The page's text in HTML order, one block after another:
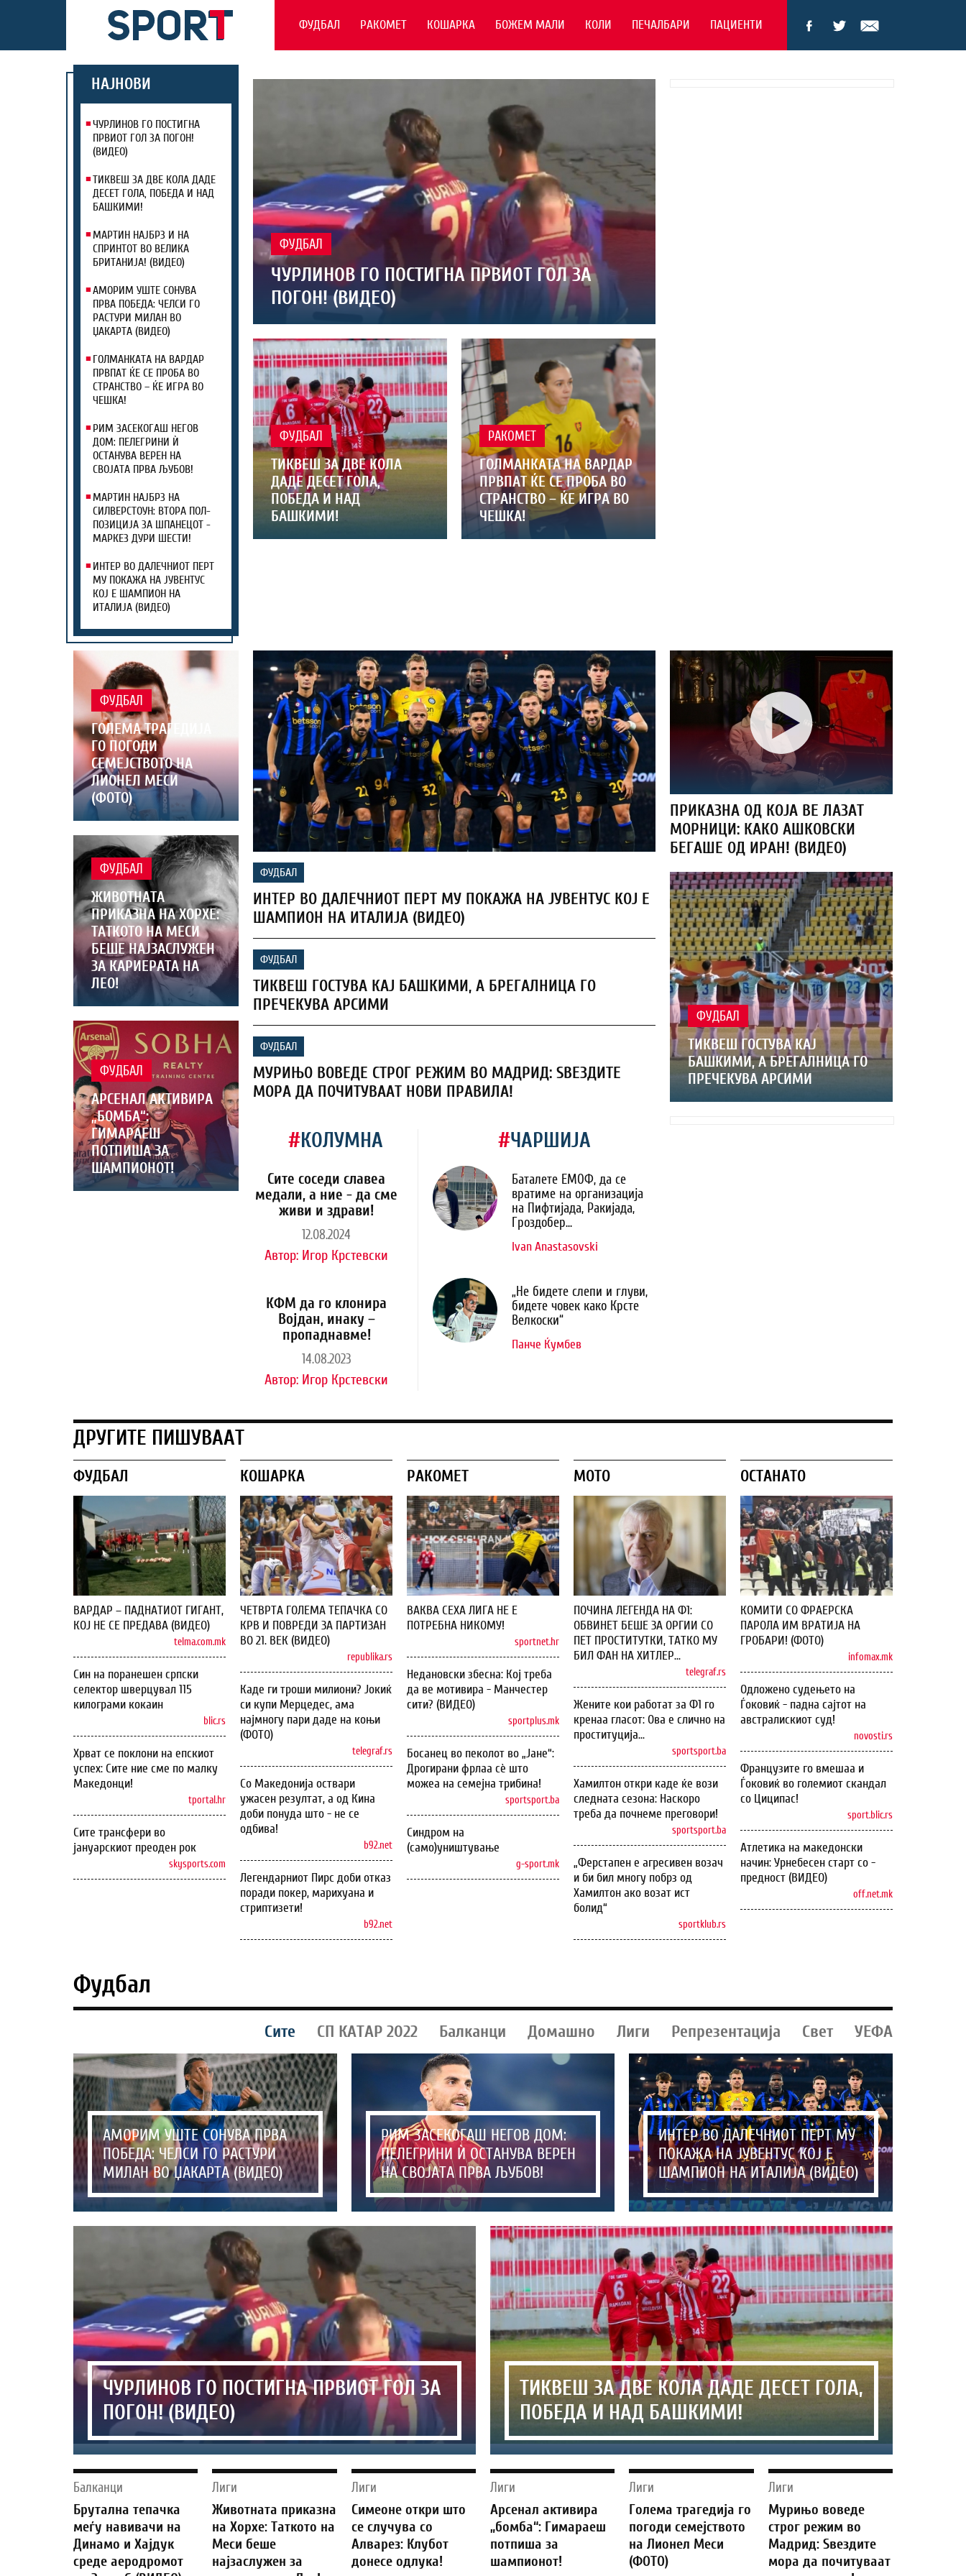
ФУДБАЛ РАКОМЕТ КОШАРКА БОЖЕМ МАЛИ КОЛИ ПЕЧАЛБАРИ ПАЦИЕНТИ
НАЈНОВИ
ЧУРЛИНОВ ГО ПОСТИГНА
ПРВИОТ ГОЛ ЗА ПОГОН!
(ВИДЕО)
ТИКВЕШ ЗА ДВЕ КОЛА ДАДЕ
ДЕСЕТ ГОЛА, ПОБЕДА И НАД
БАШКИМИ!
МАРТИН НАЈБРЗ И НА
СПРИНТОТ ВО ВЕЛИКА
БРИТАНИЈА! (ВИДЕО)
АМОРИМ УШТЕ СОНУВА
ПРВА ПОБЕДА: ЧЕЛСИ ГО
РАСТУРИ МИЛАН ВО
ЏАКАРТА (ВИДЕО)
ГОЛМАНКАТА НА ВАРДАР
ПРВПАТ ЌЕ СЕ ПРОБА ВО
СТРАНСТВО – ЌЕ ИГРА ВО
ЧЕШКА!
РИМ ЗАСЕКОГАШ НЕГОВ
ДОМ: ПЕЛЕГРИНИ Ѝ
ОСТАНУВА ВЕРЕН НА
СВОЈАТА ПРВА ЉУБОВ!
МАРТИН НАЈБРЗ НА
СИЛВЕРСТОУН: ВТОРА ПОЛ-
ПОЗИЦИЈА ЗА ШПАНЕЦОТ -
МАРКЕЗ ДУРИ ШЕСТИ!
ИНТЕР ВО ДАЛЕЧНИОТ ПЕРТ
МУ ПОКАЖА НА ЈУВЕНТУС
КОЈ Е ШАМПИОН НА
ИТАЛИЈА (ВИДЕО)
ФУДБАЛ
ЧУРЛИНОВ ГО ПОСТИГНА ПРВИОТ ГОЛ ЗА
ПОГОН! (ВИДЕО)
ФУДБАЛ
ТИКВЕШ ЗА ДВЕ КОЛА
ДАДЕ ДЕСЕТ ГОЛА,
ПОБЕДА И НАД
БАШКИМИ!
РАКОМЕТ
ГОЛМАНКАТА НА ВАРДАР
ПРВПАТ ЌЕ СЕ ПРОБА ВО
СТРАНСТВО – ЌЕ ИГРА ВО
ЧЕШКА!
ФУДБАЛ
ГОЛЕМА ТРАГЕДИЈА
ГО ПОГОДИ
СЕМЕЈСТВОТО НА
ЛИОНЕЛ МЕСИ
(ФОТО)
ФУДБАЛ
ЖИВОТНАТА
ПРИКАЗНА НА ХОРХЕ:
ТАТКОТО НА МЕСИ
БЕШЕ НАЈЗАСЛУЖЕН
ЗА КАРИЕРАТА НА
ЛЕО!
ФУДБАЛ
АРСЕНАЛ АКТИВИРА
„БОМБА“:
ГИМАРАЕШ
ПОТПИША ЗА
ШАМПИОНОТ!
ФУДБАЛ
ИНТЕР ВО ДАЛЕЧНИОТ ПЕРТ МУ ПОКАЖА НА ЈУВЕНТУС КОЈ Е
ШАМПИОН НА ИТАЛИЈА (ВИДЕО)
ФУДБАЛ
ТИКВЕШ ГОСТУВА КАЈ БАШКИМИ, А БРЕГАЛНИЦА ГО
ПРЕЧЕКУВА АРСИМИ
ФУДБАЛ
МУРИЊО ВОВЕДЕ СТРОГ РЕЖИМ ВО МАДРИД: ЅВЕЗДИТЕ
МОРА ДА ПОЧИТУВААТ НОВИ ПРАВИЛА!
#КОЛУМНА
Сите соседи славеа
медали, а ние - да сме
живи и здрави!
12.08.2024
Автор: Игор Крстевски
КФМ да го клонира
Војдан, инаку –
пропаднавме!
14.08.2023
Автор: Игор Крстевски
#ЧАРШИЈА
Баталете ЕМОФ, да се
вратиме на организација
на Пифтијада, Ракијада,
Гроздобер...
Ivan Anastasovski
„Не бидете слепи и глуви,
бидете човек како Крсте
Велкоски“
Панче Ќумбев
ПРИКАЗНА ОД КОЈА ВЕ ЛАЗАТ
МОРНИЦИ: КАКО АШКОВСКИ
БЕГАШЕ ОД ИРАН! (ВИДЕО)
ФУДБАЛ
ТИКВЕШ ГОСТУВА КАЈ
БАШКИМИ, А БРЕГАЛНИЦА ГО
ПРЕЧЕКУВА АРСИМИ
ДРУГИТЕ ПИШУВААТ
ФУДБАЛ
ВАРДАР – ПАДНАТИОТ ГИГАНТ,
КОЈ НЕ СЕ ПРЕДАВА (ВИДЕО)
telma.com.mk
Син на поранешен српски
селектор шверцувал 115
килограми кокаин
blic.rs
Хрват се поклони на епскиот
успех: Сите ние сме по малку
Македонци!
tportal.hr
Сите трансфери во
јануарскиот преоден рок
skysports.com
КОШАРКА
ЧЕТВРТА ГОЛЕМА ТЕПАЧКА СО
КРВ И ПОВРЕДИ ЗА ПАРТИЗАН
ВО 21. ВЕК (ВИДЕО)
republika.rs
Каде ги троши милиони? Јокиќ
си купи Мерцедес, ама
најмногу пари даде на коњи
(ФОТО)
telegraf.rs
Со Македонија оствари
ужасен резултат, а од Кина
доби понуда што - не се
одбива!
b92.net
Легендарниот Пирс доби отказ
поради покер, марихуана и
стриптизети!
b92.net
РАКОМЕТ
ВАКВА СЕХА ЛИГА НЕ Е
ПОТРЕБНА НИКОМУ!
sportnet.hr
Недановски збесна: Кој треба
да ве мотивира - Манчестер
сити? (ВИДЕО)
sportplus.mk
Босанец во пеколот во „Јане“:
Дрогирани фрлаа сѐ што
можеа на семејна трибина!
sportsport.ba
Синдром на
(само)уништување
g-sport.mk
МОТО
ПОЧИНА ЛЕГЕНДА НА Ф1:
ОБВИНЕТ БЕШЕ ЗА ОРГИИ СО
ПЕТ ПРОСТИТУТКИ, ТАТКО МУ
БИЛ ФАН НА ХИТЛЕР...
telegraf.rs
Жените кои работат за Ф1 го
кренаа гласот: Ова е слично на
проституција...
sportsport.ba
Хамилтон откри каде ќе вози
следната сезона: Наскоро
треба да почнеме преговори!
sportsport.ba
„Ферстапен е агресивен возач
и би бил многу побрз од
Хамилтон ако возат ист
болид“
sportklub.rs
ОСТАНАТО
КОМИТИ СО ФРАЕРСКА
ПАРОЛА ИМ ВРАТИЈА НА
ГРОБАРИ! (ФОТО)
infomax.mk
Одложено судењето на
Ѓоковиќ - падна сајтот на
австралискиот суд!
novosti.rs
Французите го вмешаа и
Ѓоковиќ во големиот скандал
со Циципас!
sport.blic.rs
Атлетика на македонски
начин: Урнебесен старт со -
предност (ВИДЕО)
off.net.mk
Фудбал
Сите СП КАТАР 2022 Балканци Домашно Лиги Репрезентација Свет УЕФА
АМОРИМ УШТЕ СОНУВА ПРВА
ПОБЕДА: ЧЕЛСИ ГО РАСТУРИ
МИЛАН ВО ЏАКАРТА (ВИДЕО)
РИМ ЗАСЕКОГАШ НЕГОВ ДОМ:
ПЕЛЕГРИНИ Ѝ ОСТАНУВА ВЕРЕН
НА СВОЈАТА ПРВА ЉУБОВ!
ИНТЕР ВО ДАЛЕЧНИОТ ПЕРТ МУ
ПОКАЖА НА ЈУВЕНТУС КОЈ Е
ШАМПИОН НА ИТАЛИЈА (ВИДЕО)
ЧУРЛИНОВ ГО ПОСТИГНА ПРВИОТ ГОЛ ЗА
ПОГОН! (ВИДЕО)
ТИКВЕШ ЗА ДВЕ КОЛА ДАДЕ ДЕСЕТ ГОЛА,
ПОБЕДА И НАД БАШКИМИ!
Балканци
Брутална тепачка
меѓу навивачи на
Динамо и Хајдук
среде аеродромот
Лиги
Животната приказна
на Хорхе: Таткото на
Меси беше
најзаслужен за
Лиги
Симеоне откри што
се случува со
Алварез: Клубот
донесе одлука!
Лиги
Арсенал активира
„бомба“: Гимараеш
потпиша за
шампионот!
Лиги
Голема трагедија го
погоди семејството
на Лионел Меси
(ФОТО)
Лиги
Мурињо воведе
строг режим во
Мадрид: Ѕвездите
мора да почитуваат